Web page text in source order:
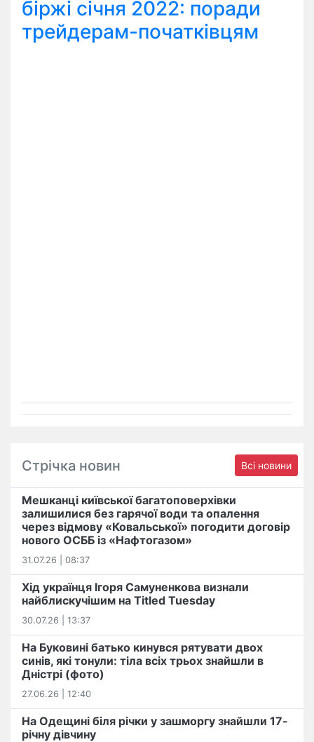
біржі січня 2022: поради
трейдерам-початківцям
Стрічка новин Всі новини
Мешканці київської багатоповерхівки
залишилися без гарячої води та опалення
через відмову «Ковальської» погодити договір
нового ОСББ із «Нафтогазом»
31.07.26 | 08:37
Хід українця Ігоря Самуненкова визнали
найблискучішим на Titled Tuesday
30.07.26 | 13:37
На Буковині батько кинувся рятувати двох
синів, які тонули: тіла всіх трьох знайшли в
Дністрі (фото)
27.06.26 | 12:40
На Одещині біля річки у зашморгу знайшли 17-
річну дівчину